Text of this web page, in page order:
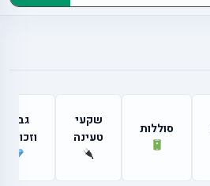
סוללות
שקעי
טעינה
גבים